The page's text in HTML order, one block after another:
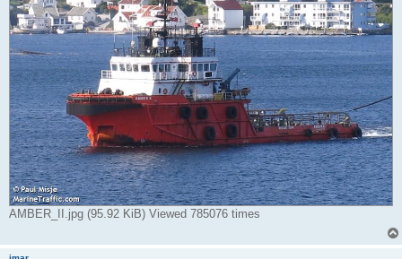
AMBER_II.jpg (95.92 KiB) Viewed 785076 times